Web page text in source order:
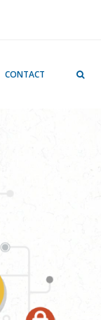
CONTACT